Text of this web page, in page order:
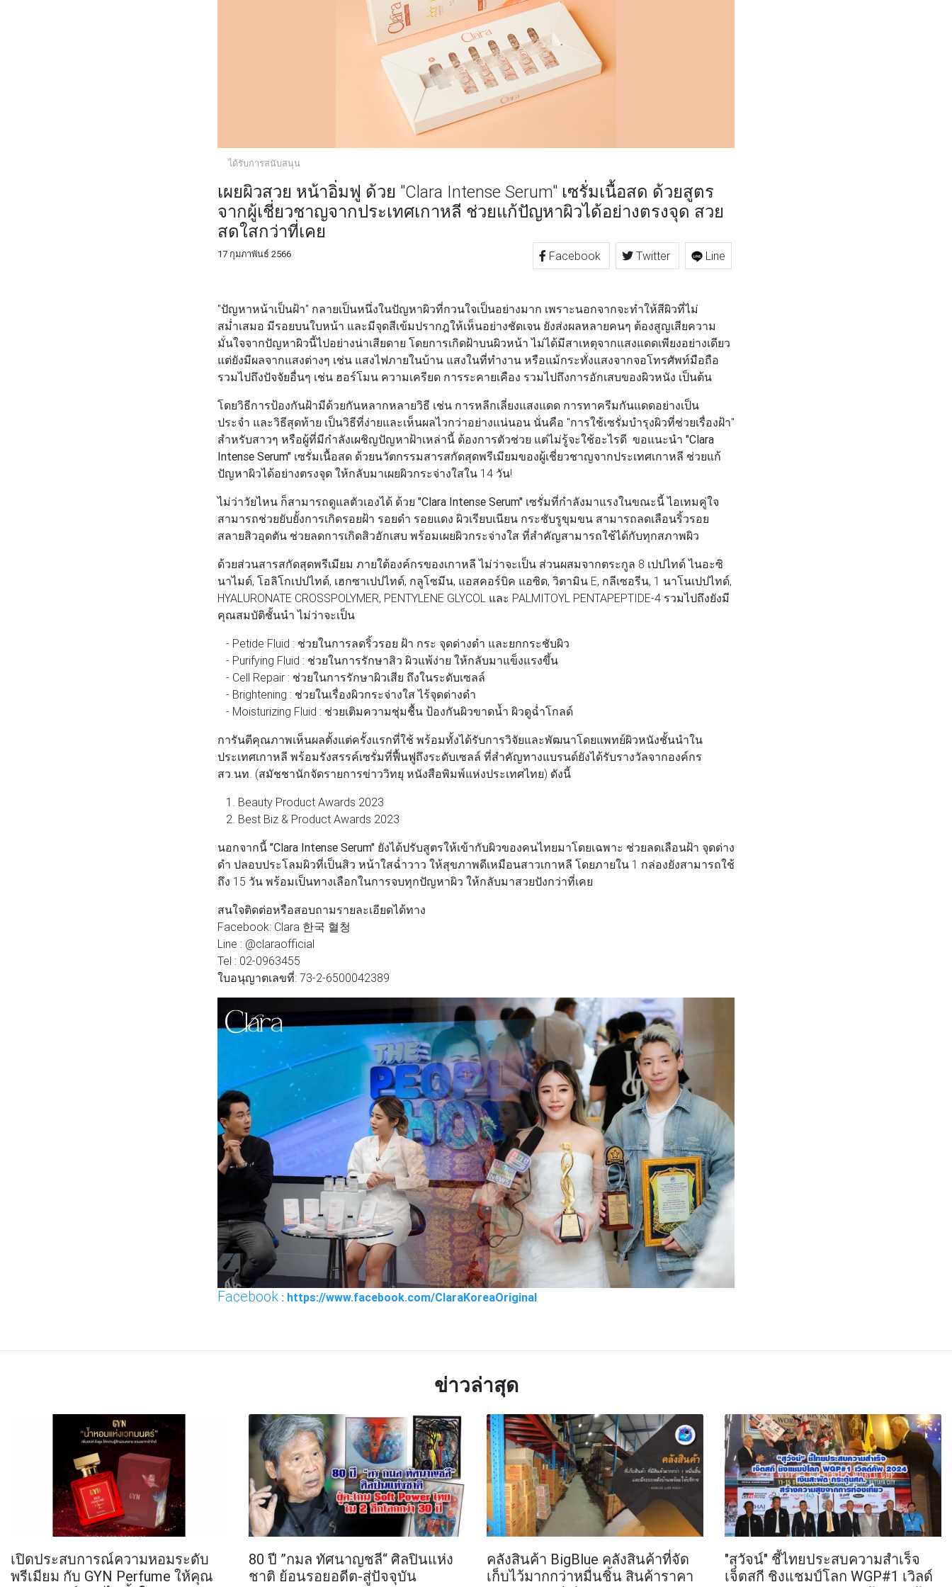
ได้รับการสนับสนุน
เผยผิวสวย หน้าอิ่มฟู ด้วย "Clara Intense Serum" เซรั่มเนื้อสด ด้วยสูตร
จากผู้เชี่ยวชาญจากประเทศเกาหลี ช่วยแก้ปัญหาผิวได้อย่างตรงจุด สวย
สดใสกว่าที่เคย
17 กุมภาพันธ์ 2566 Facebook Twitter
Line
"ปัญหาหน้าเป็นฝ้า" กลายเป็นหนึ่งในปัญหาผิวที่กวนใจเป็นอย่างมาก เพราะนอกจากจะทำให้สีผิวที่ไม่
สม่ำเสมอ มีรอยบนใบหน้า และมีจุดสีเข้มปรากฎให้เห็นอย่างชัดเจน ยังส่งผลหลายคนๆ ต้องสูญเสียความ
มั่นใจจากปัญหาผิวนี้ไปอย่างน่าเสียดาย โดยการเกิดฝ้าบนผิวหน้า ไม่ได้มีสาเหตุจากแสงแดดเพียงอย่างเดียว
แต่ยังมีผลจากแสงต่างๆ เช่น แสงไฟภายในบ้าน แสงในที่ทำงาน หรือแม้กระทั่งแสงจากจอโทรศัพท์มือถือ
รวมไปถึงปัจจัยอื่นๆ เช่น ฮอร์โมน ความเครียด การระคายเคือง รวมไปถึงการอักเสบของผิวหนัง เป็นต้น
โดยวิธีการป้องกันฝ้ามีด้วยกันหลากหลายวิธี เช่น การหลีกเลี่ยงแสงแดด การทาครีมกันแดดอย่างเป็น
ประจำ และวิธีสุดท้าย เป็นวิธีที่ง่ายและเห็นผลไวกว่าอย่างแน่นอน นั่นคือ "การใช้เซรั่มบำรุงผิวที่ช่วยเรื่องฝ้า"
สำหรับสาวๆ หรือผู้ที่มีกำลังเผชิญปัญหาฝ้าเหล่านี้ ต้องการตัวช่วย แต่ไม่รู้จะใช้อะไรดี ขอแนะนำ "Clara
Intense Serum" เซรั่มเนื้อสด ด้วยนวัตกรรมสารสกัดสุดพรีเมียมของผู้เชี่ยวชาญจากประเทศเกาหลี ช่วยแก้
ปัญหาผิวได้อย่างตรงจุด ให้กลับมาเผยผิวกระจ่างใสใน 14 วัน!
ไม่ว่าวัยไหน ก็สามารถดูแลตัวเองได้ ด้วย "Clara Intense Serum" เซรั่มที่กำลังมาแรงในขณะนี้ ไอเทมคู่ใจ
สามารถช่วยยับยั้งการเกิดรอยฝ้า รอยดำ รอยแดง ผิวเรียบเนียน กระชับรูขุมขน สามารถลดเลือนริ้วรอย
สลายสิวอุดตัน ช่วยลดการเกิดสิวอักเสบ พร้อมเผยผิวกระจ่างใส ที่สำคัญสามารถใช้ได้กับทุกสภาพผิว
ด้วยส่วนสารสกัดสุดพรีเมียม ภายใต้องค์กรของเกาหลี ไม่ว่าจะเป็น ส่วนผสมจากตระกูล 8 เปปไทด์ ไนอะซิ
นาไมด์, โอลิโกเปปไทด์, เฮกซาเปปไทด์, กลูโซมีน, แอสคอร์บิค แอซิด, วิตามิน E, กลีเซอรีน, 1 นาโนเปปไทด์,
HYALURONATE CROSSPOLYMER, PENTYLENE GLYCOL และ PALMITOYL PENTAPEPTIDE-4 รวมไปถึงยังมี
คุณสมบัติชั้นนำ ไม่ว่าจะเป็น
- Petide Fluid : ช่วยในการลดริ้วรอย ฝ้า กระ จุดด่างดำ และยกกระชับผิว
- Purifying Fluid : ช่วยในการรักษาสิว ผิวแพ้ง่าย ให้กลับมาแข็งแรงขึ้น
- Cell Repair : ช่วยในการรักษาผิวเสีย ถึงในระดับเซลล์
- Brightening : ช่วยในเรื่องผิวกระจ่างใส ไร้จุดด่างดำ
- Moisturizing Fluid : ช่วยเติมความชุ่มชื้น ป้องกันผิวขาดน้ำ ผิวดูฉ่ำโกลด์
การันตีคุณภาพเห็นผลตั้งแต่ครั้งแรกที่ใช้ พร้อมทั้งได้รับการวิจัยและพัฒนาโดยแพทย์ผิวหนังชั้นนำใน
ประเทศเกาหลี พร้อมรังสรรค์เซรั่มที่ฟื้นฟูถึงระดับเซลล์ ที่สำคัญทางแบรนด์ยังได้รับรางวัลจากองค์กร
สว.นท. (สมัชชานักจัดรายการข่าววิทยุ หนังสือพิมพ์แห่งประเทศไทย) ดังนี้
1. Beauty Product Awards 2023
2. Best Biz & Product Awards 2023
นอกจากนี้ "Clara Intense Serum" ยังได้ปรับสูตรให้เข้ากับผิวของคนไทยมาโดยเฉพาะ ช่วยลดเลือนฝ้า จุดด่าง
ดำ ปลอบประโลมผิวที่เป็นสิว หน้าใสฉ่ำวาว ให้สุขภาพดีเหมือนสาวเกาหลี โดยภายใน 1 กล่องยังสามารถใช้
ถึง 15 วัน พร้อมเป็นทางเลือกในการจบทุกปัญหาผิว ให้กลับมาสวยปังกว่าที่เคย
สนใจติดต่อหรือสอบถามรายละเอียดได้ทาง
Facebook: Clara 한국 혈청
Line : @claraofficial
Tel : 02-0963455
ใบอนุญาตเลขที่: 73-2-6500042389
Facebook : https://www.facebook.com/ClaraKoreaOriginal
ข่าวล่าสุด
เปิดประสบการณ์ความหอมระดับ
พรีเมียม กับ GYN Perfume ให้คุณ
80 ปี ”กมล ทัศนาญชลี“ ศิลปินแห่ง
ชาติ ย้อนรอยอดีต-สู่ปัจจุบัน
คลังสินค้า BigBlue คลังสินค้าที่จัด
เก็บไว้มากกว่าหมื่นชิ้น สินค้าราคา
"สุวัจน์" ชี้ไทยประสบความสำเร็จ
เจ็ตสกี ชิงแชมป์โลก WGP#1 เวิลด์